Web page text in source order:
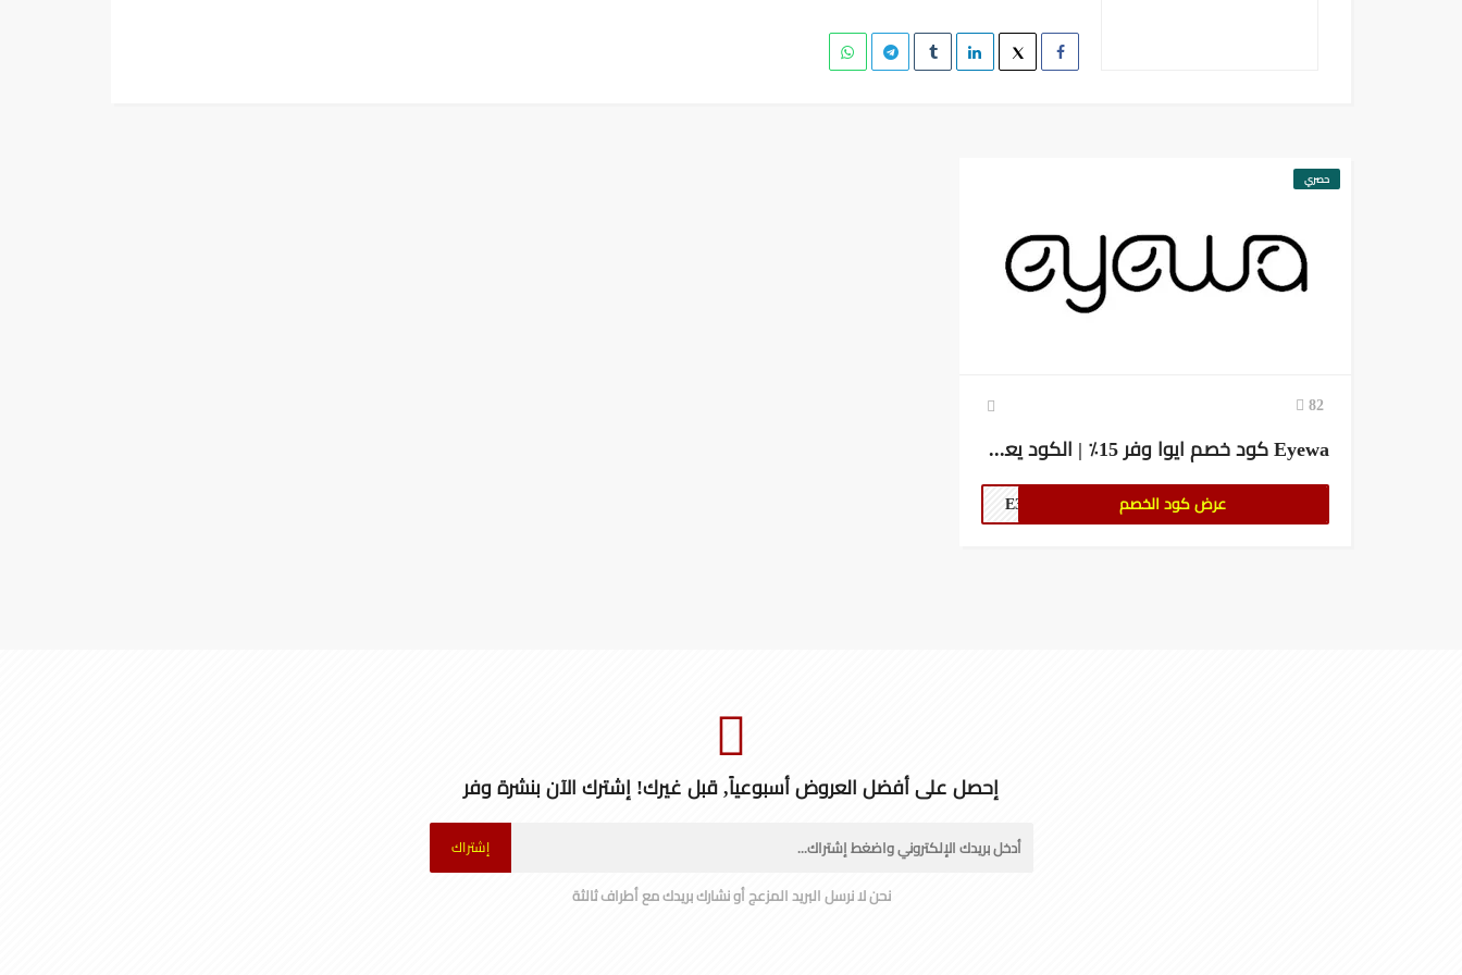
حصري
82
Eyewa كود خصم ايوا وفر 15٪ | الكود يعمل في السعودية والإمارات
عرض كود الخصم
إحصل على أفضل العروض أسبوعياً, قبل غيرك! إشترك الآن بنشرة وفر
إشتراك
نحن لا نرسل البريد المزعج أو نشارك بريدك مع أطراف ثالثة